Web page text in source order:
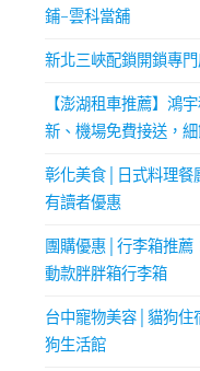
鋪-雲科當舖
新北三峽配鎖開鎖專
【澎湖租車推薦】鴻
新、機場免費接送，
彰化美食│日式料理餐
有讀者優惠
團購優惠│行李箱推
動款胖胖箱行李箱
台中寵物美容│貓狗
狗生活館